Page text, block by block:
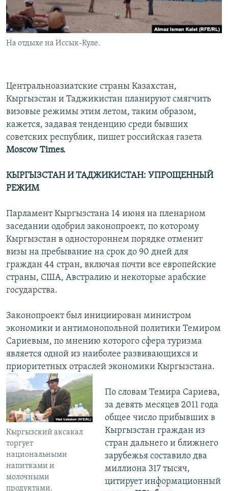
На отдыхе на Иссык-Куле.
Центральноазиатские страны Казахстан,
Кыргызстан и Таджикистан планируют смягчить
визовые режимы этим летом, таким образом,
кажется, задавая тенденцию среди бывших
советских республик, пишет российская газета
Moscow Times.
КЫРГЫЗСТАН И ТАДЖИКИСТАН: УПРОЩЕННЫЙ
РЕЖИМ
Парламент Кыргызстана 14 июня на пленарном
заседании одобрил законопроект, по которому
Кыргызстан в одностороннем порядке отменит
визы на пребывание на срок до 90 дней для
граждан 44 стран, включая почти все европейские
страны, США, Австралию и некоторые арабские
государства.
Законопроект был инициирован министром
экономики и антимонопольной политики Темиром
Сариевым, по мнению которого сфера туризма
является одной из наиболее развивающихся и
приоритетных отраслей экономики Кыргызстана.
Кыргызский аксакал
торгует
национальными
напитками и
молочными
продуктами.
По словам Темира Сариева,
за девять месяцев 2011 года
общее число прибывших в
Кыргызстан граждан из
стран дальнего и ближнего
зарубежья составило два
миллиона 317 тысяч,
цитирует информационный